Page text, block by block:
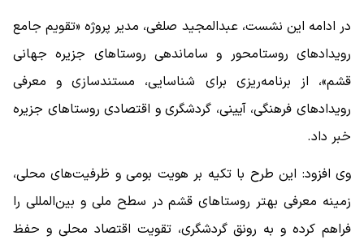
در ادامه این نشست، عبدالمجید صلغی، مدیر پروژه «تقویم جامع
رویدادهای روستامحور و ساماندهی روستاهای جزیره جهانی
قشم»، از برنامه‌ریزی برای شناسایی، مستندسازی و معرفی
رویدادهای فرهنگی، آیینی، گردشگری و اقتصادی روستاهای جزیره
خبر داد.
وی افزود: این طرح با تکیه بر هویت بومی و ظرفیت‌های محلی،
زمینه معرفی بهتر روستاهای قشم در سطح ملی و بین‌المللی را
فراهم کرده و به رونق گردشگری، تقویت اقتصاد محلی و حفظ